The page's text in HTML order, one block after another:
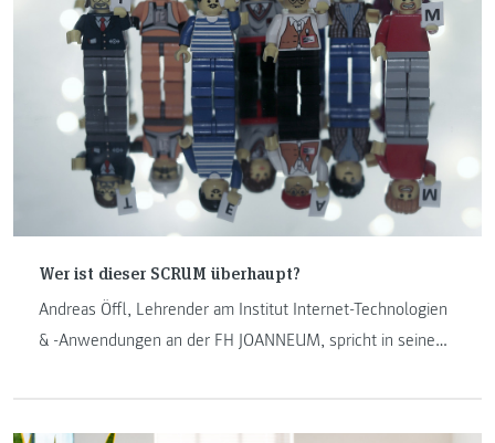
Wer ist dieser SCRUM überhaupt?
Andreas Öffl, Lehrender am Institut Internet-Technologien
& -Anwendungen an der FH JOANNEUM, spricht in seinem